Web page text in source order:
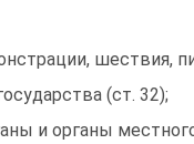
шест­вия,
(ст. 32);
и органы